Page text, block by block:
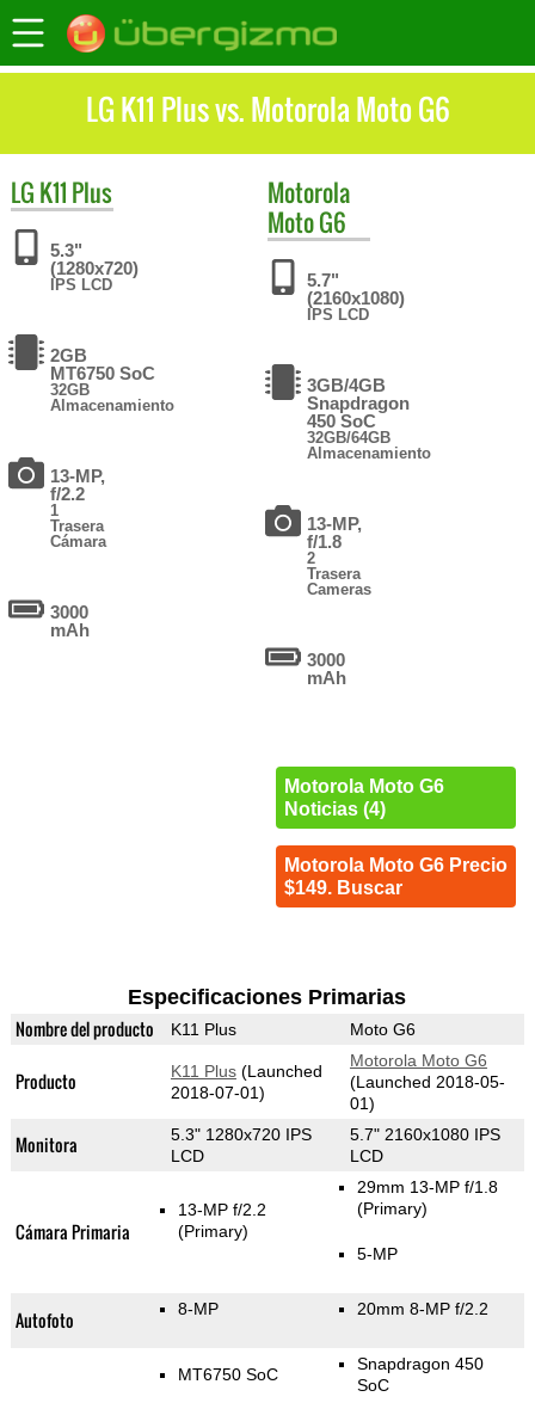
LG K11 Plus vs. Motorola Moto G6
LG K11 Plus
5.3"
(1280x720)
IPS LCD
2GB
MT6750 SoC
32GB
Almacenamiento
13-MP,
f/2.2
1
Trasera
Cámara
3000
mAh
Motorola
Moto G6
5.7"
(2160x1080)
IPS LCD
3GB/4GB
Snapdragon
450 SoC
32GB/64GB
Almacenamiento
13-MP,
f/1.8
2
Trasera
Cameras
3000
mAh
Motorola Moto G6
Noticias (4)
Motorola Moto G6 Precio
$149. Buscar
Especificaciones Primarias
Nombre del producto K11 Plus Moto G6
Producto K11 Plus(Launched
2018-07-01)
Motorola Moto G6
(Launched 2018-05-
01)
Monitora
5.3" 1280x720 IPS
LCD
5.7" 2160x1080 IPS
LCD
Cámara Primaria
13-MP f/2.2
(Primary)
29mm 13-MP f/1.8
(Primary)
5-MP
Autofoto 8-MP 20mm 8-MP f/2.2
MT6750 SoC
Snapdragon 450
SoC